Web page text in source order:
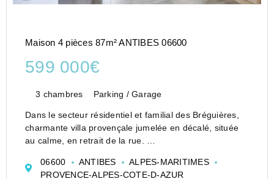
Maison 4 pièces 87m² ANTIBES 06600
599 000€
3 chambres Parking / Garage
Dans le secteur résidentiel et familial des Bréguières,
charmante villa provençale jumelée en décalé, située
au calme, en retrait de la rue.
Au rez-de-chaussée :
06600 ANTIBES
ALPES-MARITIMES
PROVENCE-ALPES-COTE-D-AZUR